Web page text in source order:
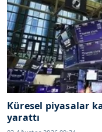
Küresel piyasalar
yarattı